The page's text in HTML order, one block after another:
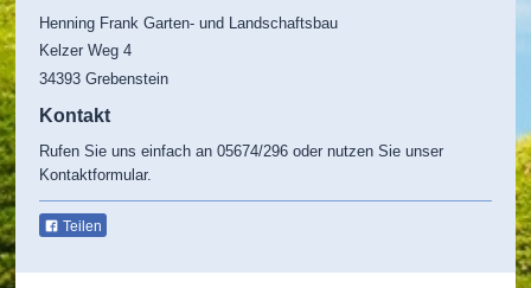
Henning Frank Garten- und Landschaftsbau
Kelzer Weg 4
34393 Grebenstein
Kontakt
Rufen Sie uns einfach an 05674/296 oder nutzen Sie unser
Kontaktformular.
Teilen